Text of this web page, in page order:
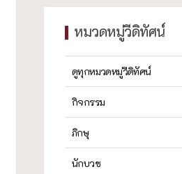
หมวดหมู่วีดิทัศน์
ดูทุกหมวดหมู่วีดิทัศน์
กิจกรรม
ภิกษุ
นักบวช